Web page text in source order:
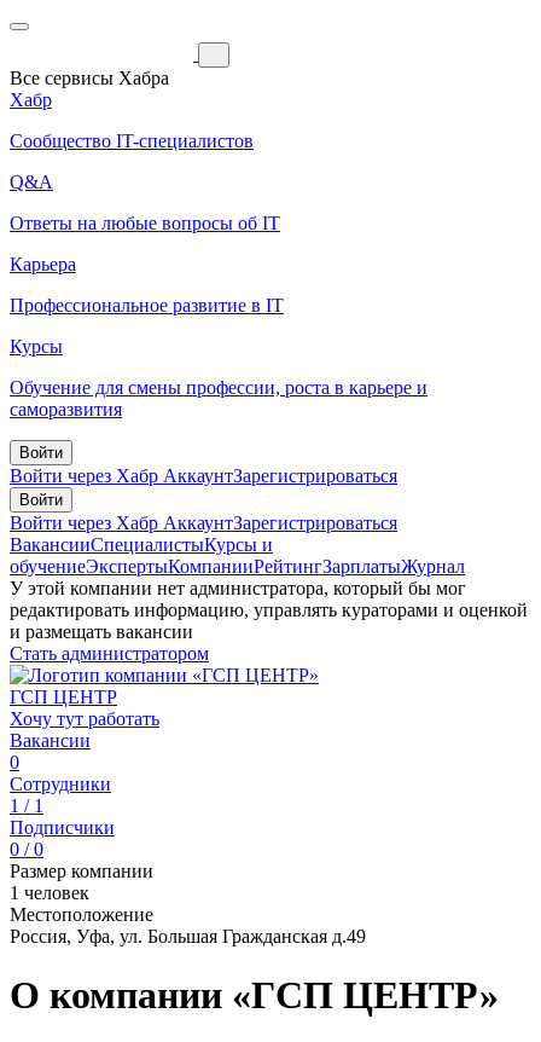
Все сервисы Хабра
Хабр
Сообщество IT-специалистов
Q&A
Ответы на любые вопросы об IT
Карьера
Профессиональное развитие в IT
Курсы
Обучение для смены профессии, роста в карьере и
саморазвития
Войти
Войти через Хабр АккаунтЗарегистрироваться
Войти
Войти через Хабр АккаунтЗарегистрироваться
ВакансииСпециалистыКурсы и
обучениеЭкспертыКомпанииРейтингЗарплатыЖурнал
У этой компании нет администратора, который бы мог
редактировать информацию, управлять кураторами и оценкой
и размещать вакансии
Стать администратором
ГСП ЦЕНТР
Хочу тут работать
Вакансии
0
Сотрудники
1 / 1
Подписчики
0 / 0
Размер компании
1 человек
Местоположение
Россия, Уфа, ул. Большая Гражданская д.49
О компании «ГСП ЦЕНТР»